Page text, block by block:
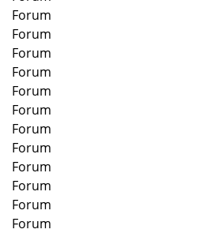
Forum
Forum
Forum
Forum
Forum
Forum
Forum
Forum
Forum
Forum
Forum
Forum